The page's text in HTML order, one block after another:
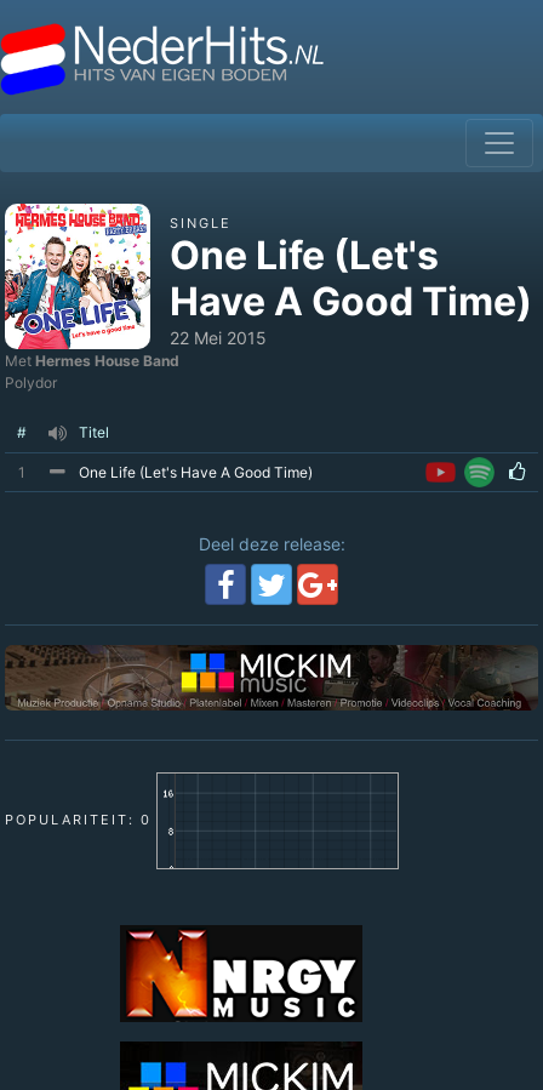
SINGLE
One Life (Let's
Have A Good Time)
22 Mei 2015
Met Hermes House Band
Polydor
# Titel
1 One Life (Let's Have A Good Time)
Deel deze release:
POPULARITEIT: 0